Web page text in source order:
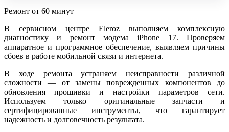
Ремонт от 60 минут
В сервисном центре Eleroz выполняем комплексную
диагностику и ремонт модема iPhone 17. Проверяем
аппаратное и программное обеспечение, выявляем причины
сбоев в работе мобильной связи и интернета.
В ходе ремонта устраняем неисправности различной
сложности — от замены поврежденных компонентов до
обновления прошивки и настройки параметров сети.
Используем только оригинальные запчасти и
сертифицированные инструменты, что гарантирует
надежность и долговечность результата.